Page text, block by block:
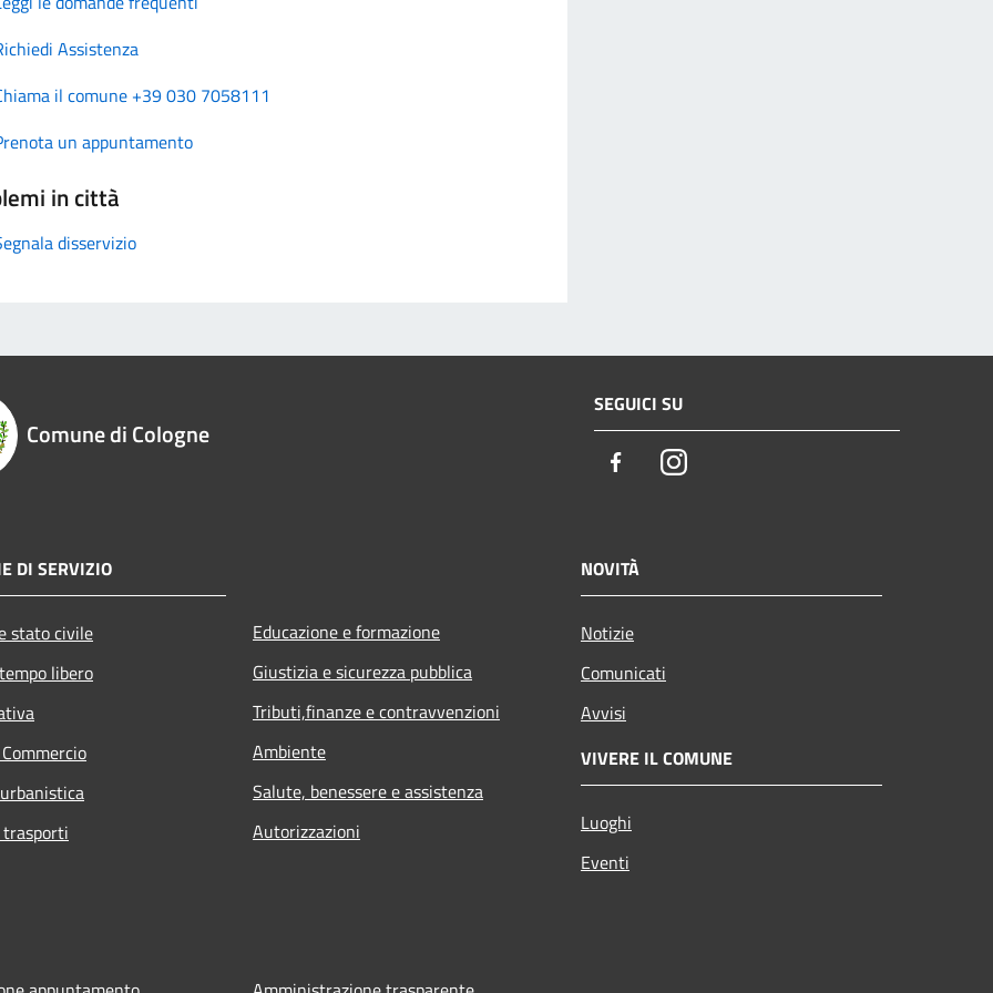
Assistenza
il comune +39 030 7058111
un appuntamento
in città
disservizio
Comune di Cologne
SEGUICI SU
FacebookInstagram
DI SERVIZIO
stato civile
libero
Educazione e formazione
Giustizia e sicurezza pubblica
Tributi,finanze e contravvenzioni
Ambiente
Salute, benessere e assistenza
Autorizzazioni
NOVITÀ
Notizie
Comunicati
Avvisi
VIVERE IL COMUNE
Luoghi
Eventi